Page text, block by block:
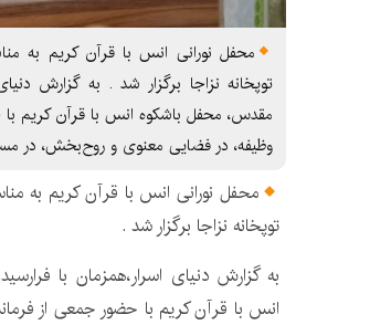
توپخانه نزاجا برگزار شد . به گزارش
مقدس، محفل باشکوه انس با قرآن کریم با
وظیفه، در فضایی معنوی و روح‌بخش، در
توپخانه نزاجا برگزار شد .
به گزارش دنیای اسرار،همزمان با
انس با قرآن کریم با حضور جمعی از